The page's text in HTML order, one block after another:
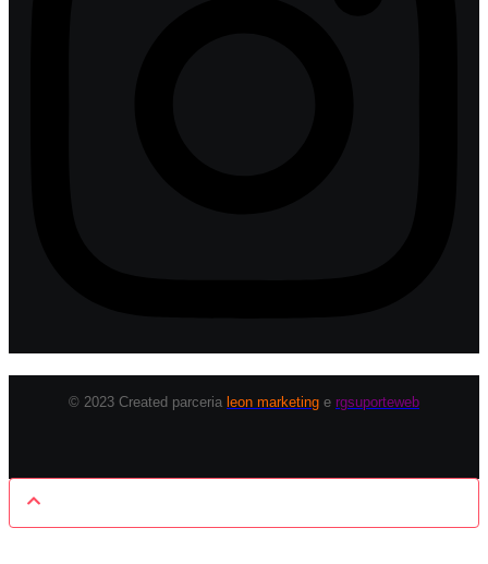
© 2023 Created parceria leon marketing e rgsuporteweb